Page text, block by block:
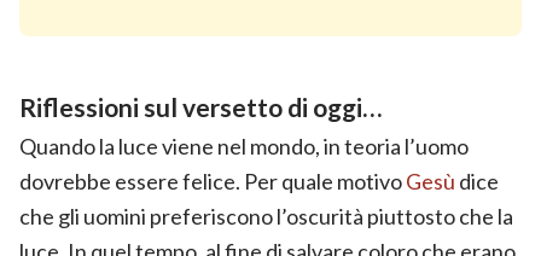
Riflessioni sul versetto di oggi…
Quando la luce viene nel mondo, in teoria l’uomo
dovrebbe essere felice. Per quale motivoGesù dice
che gli uomini preferiscono l’oscurità piuttosto che la
luce. In quel tempo, al fine di salvare coloro che erano